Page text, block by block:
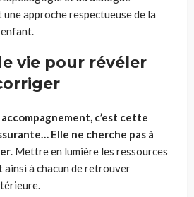
approche respectueuse de la
vie pour révéler
c’est cette
Elle ne cherche pas à
. Mettre en lumière les ressources
ainsi à chacun de retrouver